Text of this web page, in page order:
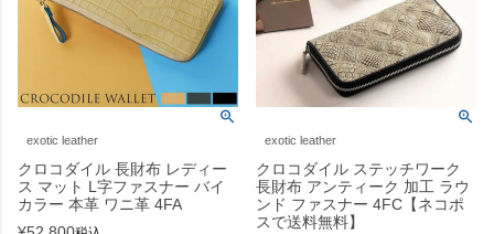
exotic leather
クロコダイル 長財布 レディー
ス マット L字ファスナー バイ
カラー 本革 ワニ革 4FA
exotic leather
クロコダイル ステッチワーク
長財布 アンティーク 加工 ラウ
ンド ファスナー 4FC【ネコポ
スで送料無料】